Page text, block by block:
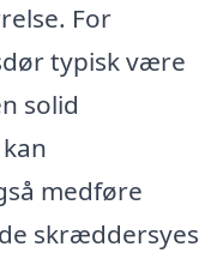
For
typisk være
solid
medføre
skræddersyes